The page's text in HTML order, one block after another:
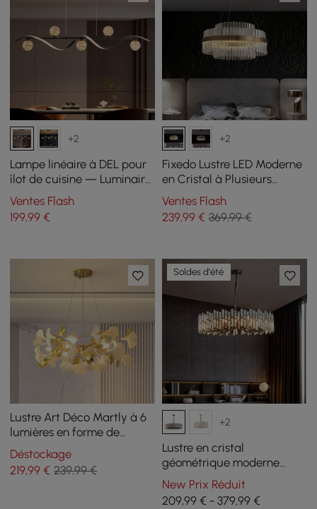
+2
Lampe linéaire à DEL pour
îlot de cuisine — Luminaire
noir à 6 lumières à intensité
variable avec abat-jour en
forme de globe en verre
Ventes Flash
199,99 €
+2
Fixedo Lustre LED Moderne
en Cristal à Plusieurs
Niveaux en Laiton
Ventes Flash
239,99€ 369,99 €
Lustre Art Déco Martly à 6
lumières en forme de
feuilles de ginkgo,
plafonnier en métal blanc
et doré
Déstockage
219,99 € 239,99 €
Soldes d'été
+2
Lustre en cristal
géométrique moderne
Clyvra 14 lumières avec
chaîne réglable en noir
New Prix Réduit
209,99 € - 379,99 €